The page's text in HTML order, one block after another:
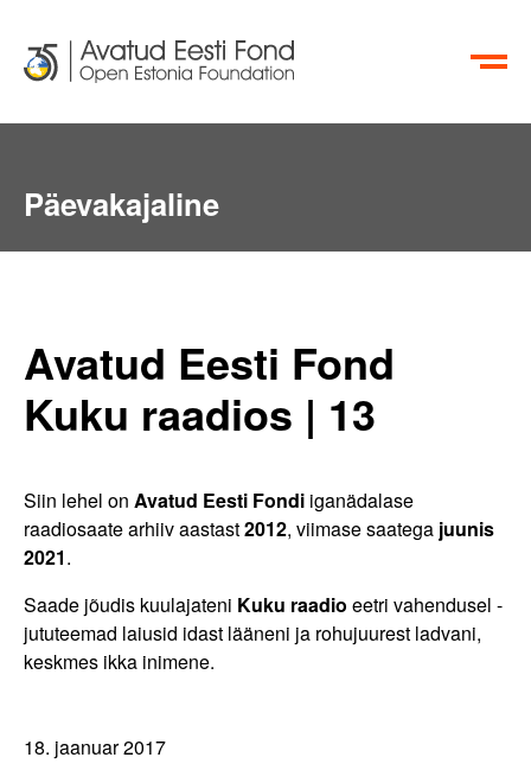
EN RU
Päevakajaline
Avatud Eesti Fond
Kuku raadios | 13
Siin lehel on Avatud Eesti Fondi iganädalase
raadiosaate arhiiv aastast2012, viimase saatega juunis
2021.
Saade jõudis kuulajateni Kuku raadio eetri vahendusel -
jututeemad laiusid idast lääneni ja rohujuurest ladvani,
keskmes ikka inimene.
18. jaanuar 2017